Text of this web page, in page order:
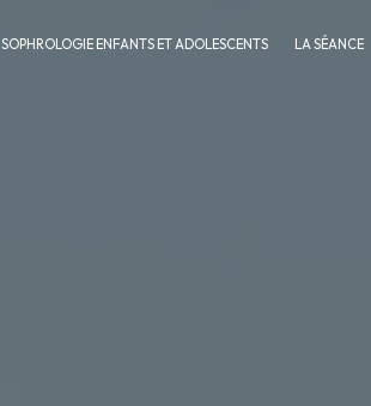
SOPHROLOGIE ENFANTS ET ADOLESCENTS LA SÉANCE